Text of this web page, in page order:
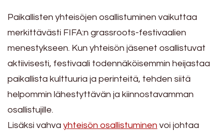
Paikallisten yhteisöjen osallistuminen vaikuttaa
merkittävästi FIFA:n grassroots-festivaalien
menestykseen. Kun yhteisön jäsenet osallistuvat
aktiivisesti, festivaali todennäköisemmin heijastaa
paikallista kulttuuria ja perinteitä, tehden siitä
helpommin lähestyttävän ja kiinnostavamman
osallistujille.
Lisäksi vahva yhteisön osallistuminen voi johtaa